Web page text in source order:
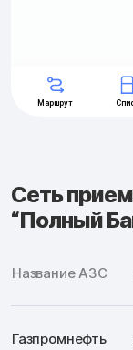
Сеть
“Полный
Название АЗС
Газпромнефть